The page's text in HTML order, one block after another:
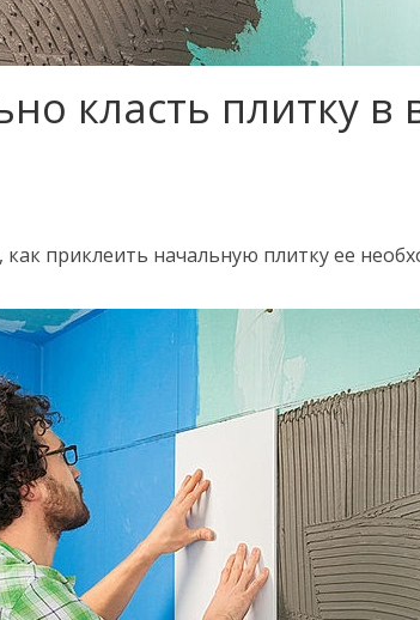
класть плитку в
как приклеить начальную плитку ее